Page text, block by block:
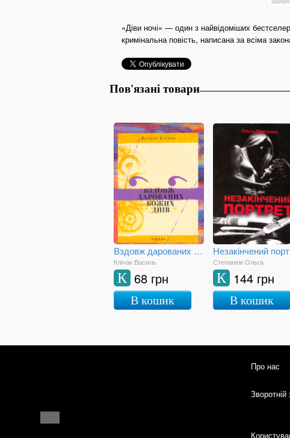
«Діви ночі» — один з найвідоміших
кримінальна повість, написана за всіма
Пов'язані товари
Вздовж дарованих Божих днів
Клічак Василь
68 грн
К
В кошик
Незакінчений
Степанюк Ольга
144 грн
К
В кошик
Про нас
Зворотній